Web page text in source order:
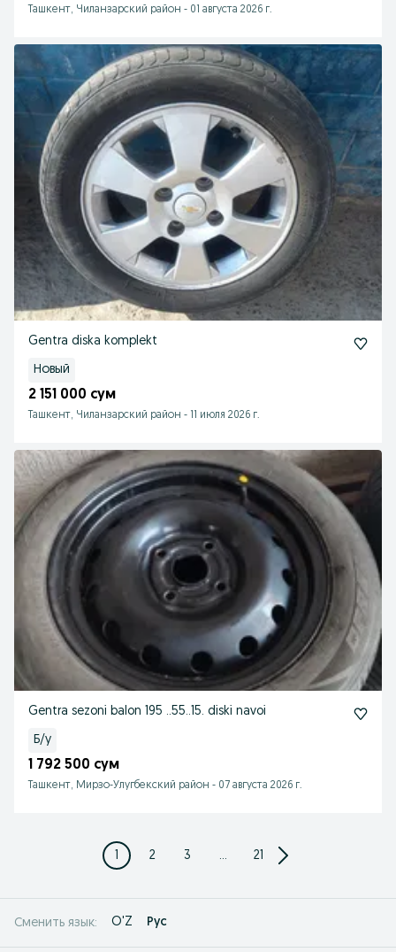
Ташкент, Чиланзарский район - 01 августа 2026 г.
Gentra diska komplekt
Новый
2 151 000 сум
Ташкент, Чиланзарский район - 11 июля 2026 г.
Gentra sezoni balon 195 ..55..15. diski navoi
Б/у
1 792 500 сум
Ташкент, Мирзо-Улугбекский район - 07 августа 2026 г.
1 2 3 ... 21
Сменить язык: O'Z Рус